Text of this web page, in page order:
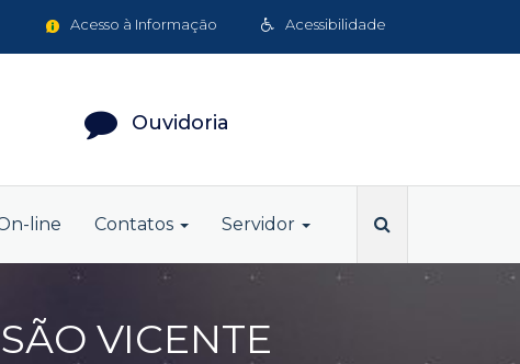
Acessibilidade
Acesso à Informação
Ouvidoria
line Contatos Servidor
VICENTE